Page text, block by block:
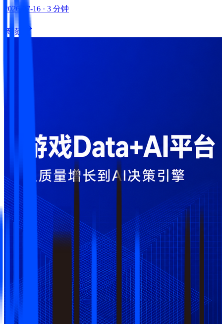
2026-07-16 · 3 分钟
阅读